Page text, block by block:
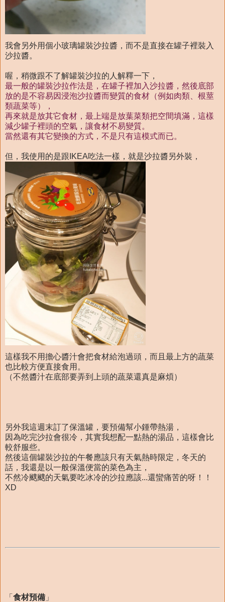
我會另外用個小玻璃罐裝沙拉醬，而不是直接在罐子裡裝入
沙拉醬。
喔，稍微跟不了解罐裝沙拉的人解釋一下，
最一般的罐裝沙拉作法是，在罐子裡加入沙拉醬，然後底部
放的是不容易因浸泡沙拉醬而變質的食材（例如肉類、根莖
類蔬菜等），
再來就是放其它食材，最上端是放葉菜類把空間填滿，這樣
減少罐子裡頭的空氣，讓食材不易變質。
當然還有其它變換的方式，不是只有這模式而已。
但，我使用的是跟IKEA吃法一樣，就是沙拉醬另外裝，
這樣我不用擔心醬汁會把食材給泡過頭，而且最上方的蔬菜
也比較方便直接食用。
（不然醬汁在底部要弄到上頭的蔬菜還真是麻煩）
另外我這週末訂了保溫罐，要預備幫小鍾帶熱湯，
因為吃完沙拉會很冷，其實我想配一點熱的湯品，這樣會比
較舒服些。
然後這個罐裝沙拉的午餐應該只有天氣熱時限定，冬天的
話，我還是以一般保溫便當的菜色為主，
不然冷颼颼的天氣要吃冰冷的沙拉應該...還蠻痛苦的呀！！
XD
「 食材預備 」